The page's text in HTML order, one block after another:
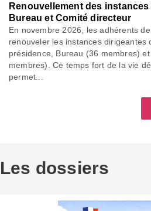
Renouvellement des
Bureau et Comité directeur
En novembre 2026, les adhérents
renouveler les instances dirigeantes
présidence, Bureau (36 membres)
membres). Ce temps fort de la vie
permet...
Les dossiers